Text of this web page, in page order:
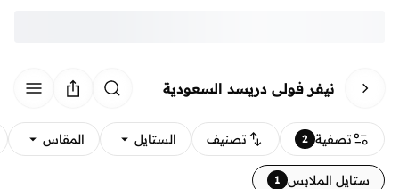
نيفر فولي دريسد السعودية
تصفية 2 تصنيف الستايل المقاس
ستايل الملابس 1